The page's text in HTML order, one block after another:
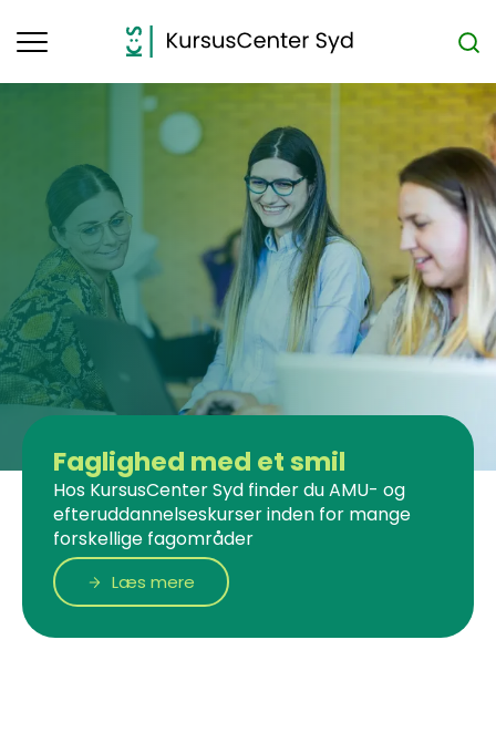
Toggle
Faglighed med et smil
Hos KursusCenter Syd finder du AMU- og
efteruddannelseskurser inden for mange
forskellige fagområder
Læs mere